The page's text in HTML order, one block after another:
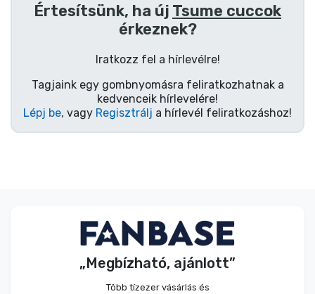
Értesítsünk, ha új Tsume cuccok
érkeznek?
Iratkozz fel a hírlevélre!
Tagjaink egy gombnyomásra feliratkozhatnak a
kedvenceik hírlevelére!
Lépj be, vagy Regisztrálj a hírlevél feliratkozáshoz!
„Megbízható, ajánlott”
Több tízezer vásárlás és